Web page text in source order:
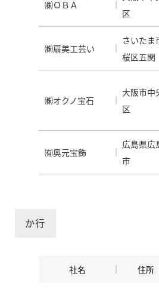
㈱ＯＢＡ
区
㈱扇美工芸い
さいたま
桜区五関
㈱オクノ宝石
大阪市中
区
㈲奥元宝飾
広島県広
市
か行
社名 住所